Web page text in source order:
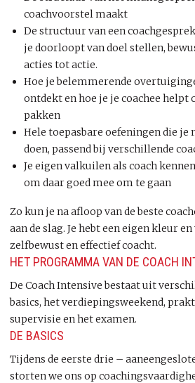
coachvoorstel maakt
De structuur van een
je doorloopt van doel stellen,
acties tot actie.
Hoe je belemmerende
ontdekt en hoe je je coachee helpt
pakken
Hele toepasbare oefeningen die je
doen, passend bij verschillende
Je eigen valkuilen als coach
om daar goed mee om te gaan
Zo kun je na afloop van de beste
aan de slag. Je hebt een eigen kleur
zelfbewust en effectief coacht.
HET PROGRAMMA VAN DE COACH
De Coach Intensive bestaat uit
basics, het verdiepingsweekend,
supervisie en het examen.
DE BASICS
Tijdens de eerste drie –
storten we ons op